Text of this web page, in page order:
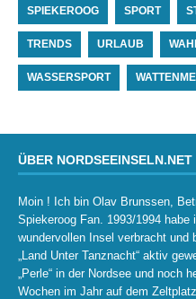
SPIEKEROOG SPORT
TRENDS URLAUB
WASSERSPORT
ÜBER NORDSEEINSELN.NET
Moin ! Ich bin Olav Brunssen,
Spiekeroog Fan. 1993/1994
wundervollen Insel verbracht und
„Land Unter Tanznacht“ aktiv
„Perle“ in der Nordsee und
Wochen im Jahr auf dem